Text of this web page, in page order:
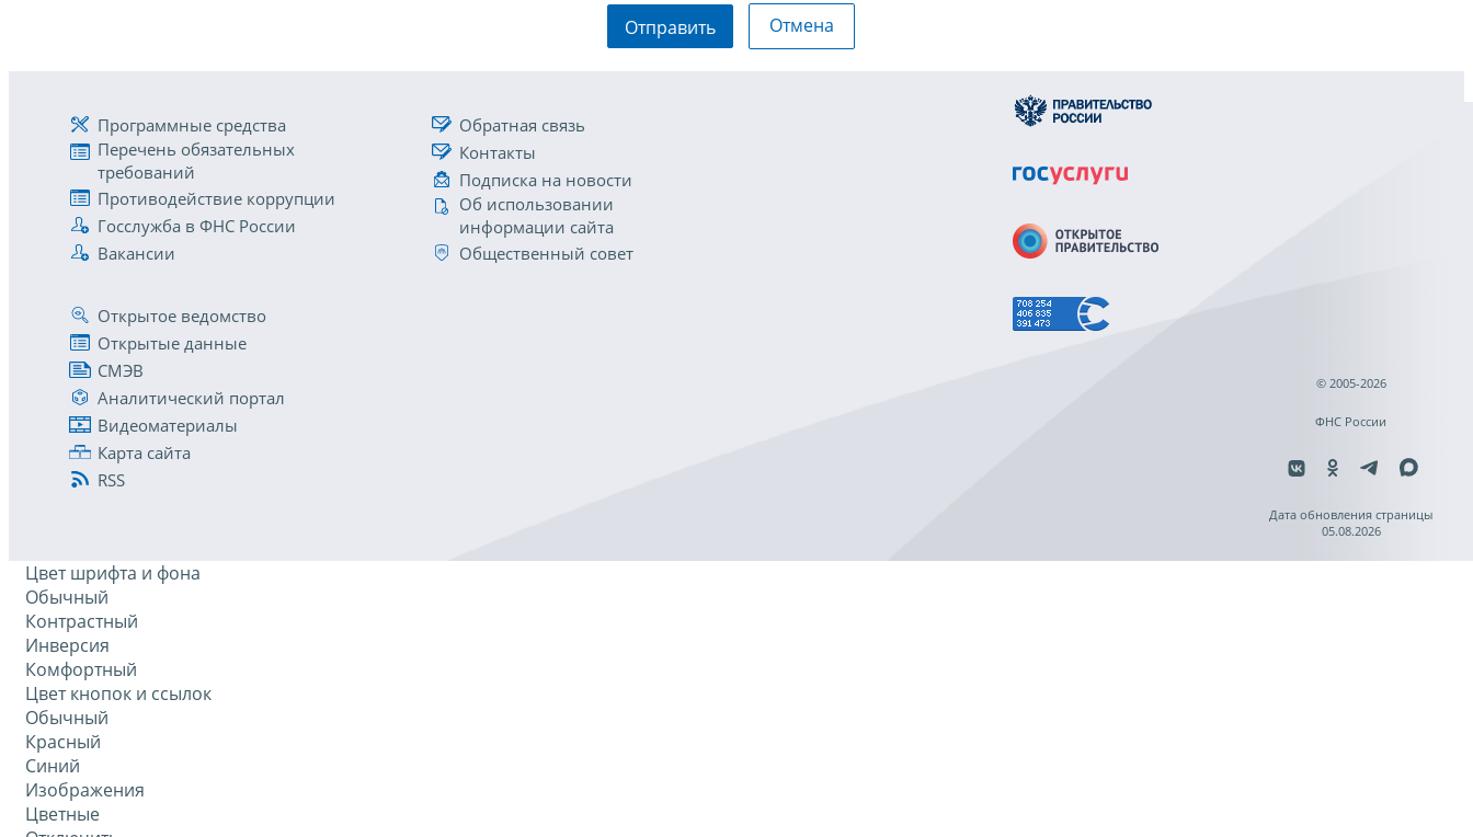
Отправить Отмена
Программные средства
Перечень обязательных
требований
Противодействие коррупции
Госслужба в ФНС России
Вакансии
Обратная связь
Контакты
Подписка на новости
Об использовании
информации сайта
Общественный совет
Открытое ведомство
Открытые данные
СМЭВ
Аналитический портал
Видеоматериалы
Карта сайта
RSS
© 2005-2026
ФНС России
Дата обновления страницы
05.08.2026
Цвет шрифта и фона
Обычный
Контрастный
Инверсия
Комфортный
Цвет кнопок и ссылок
Обычный
Красный
Синий
Изображения
Цветные